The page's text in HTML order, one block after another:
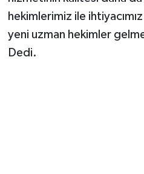
hekimlerimiz ile
yeni uzman hekimler
Dedi.